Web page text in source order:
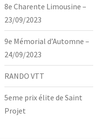
8e Charente Limousine –
23/09/2023
9e Mémorial d’Automne –
24/09/2023
RANDO VTT
5eme prix élite de Saint
Projet